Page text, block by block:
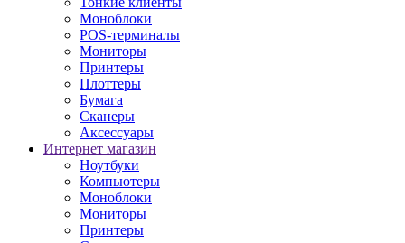
Моноблоки
POS-терминалы
Мониторы
Принтеры
Плоттеры
Бумага
Сканеры
Аксессуары
Интернет магазин
Ноутбуки
Компьютеры
Моноблоки
Мониторы
Принтеры